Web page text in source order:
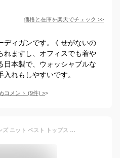
価格と在庫を楽天でチェック >>
ディガンです。くせがないの
れますし、オフィスでも着や
日本製で、ウォッシャブルな
れもしやすいです。
コメント (9件) >
送料無料 ニットベスト メンズ ニット ベスト トップス チョッキ Vネック レイヤード ビジネス スクール 洗える コットン100％ 通勤 通学 春 秋 冬